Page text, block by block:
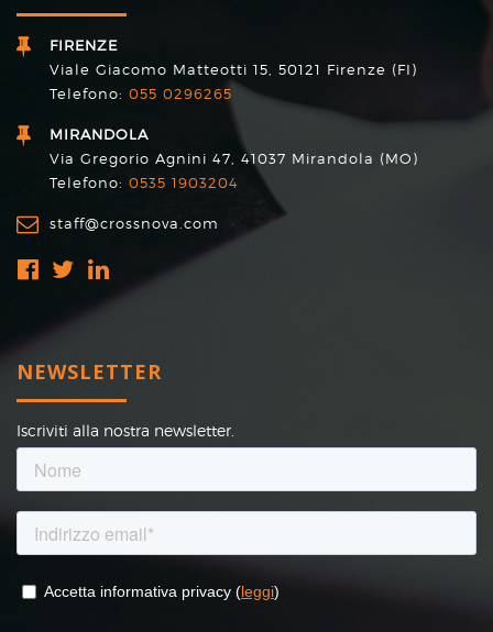
FIRENZE
Viale Giacomo Matteotti 15, 50121 Firenze (FI)
Telefono: 055 0296265
MIRANDOLA
Via Gregorio Agnini 47, 41037 Mirandola (MO)
Telefono: 0535 1903204
staff@crossnova.com
NEWSLETTER
Iscriviti alla nostra newsletter.